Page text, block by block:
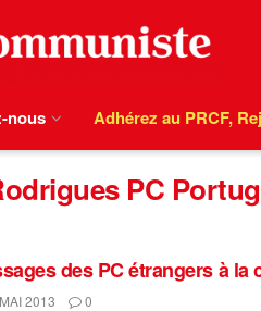
nous Adhérez au PRCF,
PC
des PC étrangers à
2013 0